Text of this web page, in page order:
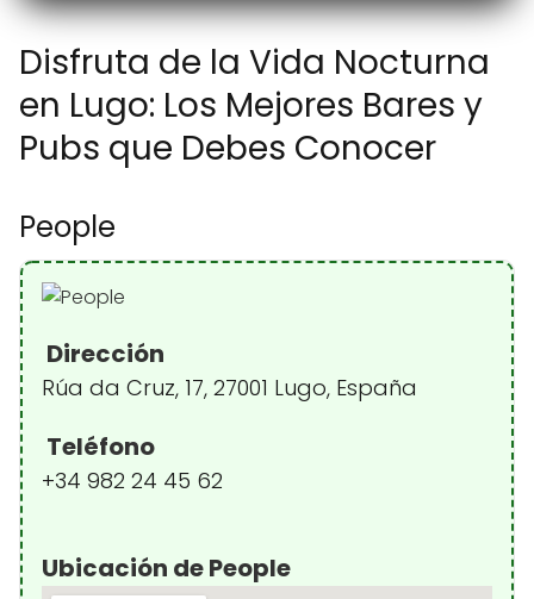
Disfruta de la Vida Nocturna
en Lugo: Los Mejores Bares y
Pubs que Debes Conocer
People
Dirección
Rúa da Cruz, 17, 27001 Lugo, España
Teléfono
+34 982 24 45 62
Ubicación de People